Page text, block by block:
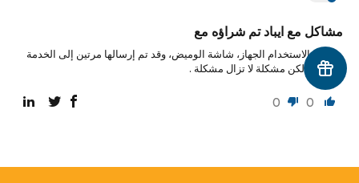
مشاكل مع ايباد تم شراؤه مع
منذ بدء الاستخدام الجهاز، شاشة الوميض، وقد تم إرسالها مرتين إلى الخدمة
المعتمد، لكن مشكلة لا تزال مشكلة .
0
0